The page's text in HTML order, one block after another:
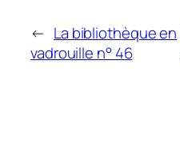
← La bibliothèque en
vadrouille n° 46